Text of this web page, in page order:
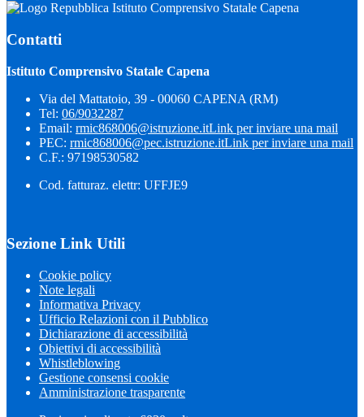
Istituto Comprensivo Statale Capena
Contatti
Istituto Comprensivo Statale Capena
Via del Mattatoio, 39 - 00060 CAPENA (RM)
Tel: 06/9032287
Email: rmic868006@istruzione.itLink per inviare una mail
PEC: rmic868006@pec.istruzione.itLink per inviare una mail
C.F.: 97198530582
Cod. fatturaz. elettr: UFFJE9
Sezione Link Utili
Cookie policy
Note legali
Informativa Privacy
Ufficio Relazioni con il Pubblico
Dichiarazione di accessibilità
Obiettivi di accessibilità
Whistleblowing
Gestione consensi cookie
Amministrazione trasparente